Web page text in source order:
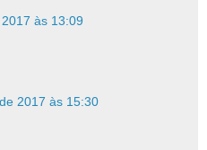
às 13:09
2017 às 15:30